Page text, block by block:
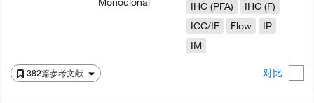
382篇参考文献 对比
IHC (PFA)
IHC (F)
ICC/IF
Flow
IP
IM